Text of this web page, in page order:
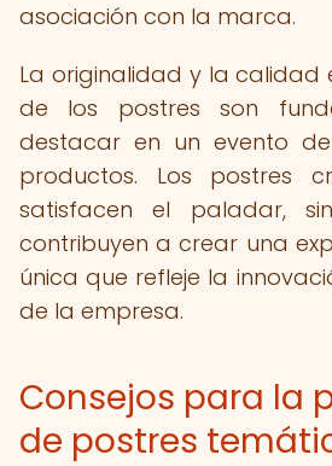
asociación con la marca.
La originalidad y la calidad
de los postres son
destacar en un evento
productos. Los postres
satisfacen el paladar,
contribuyen a crear una
única que refleje la
de la empresa.
Consejos para la
de postres